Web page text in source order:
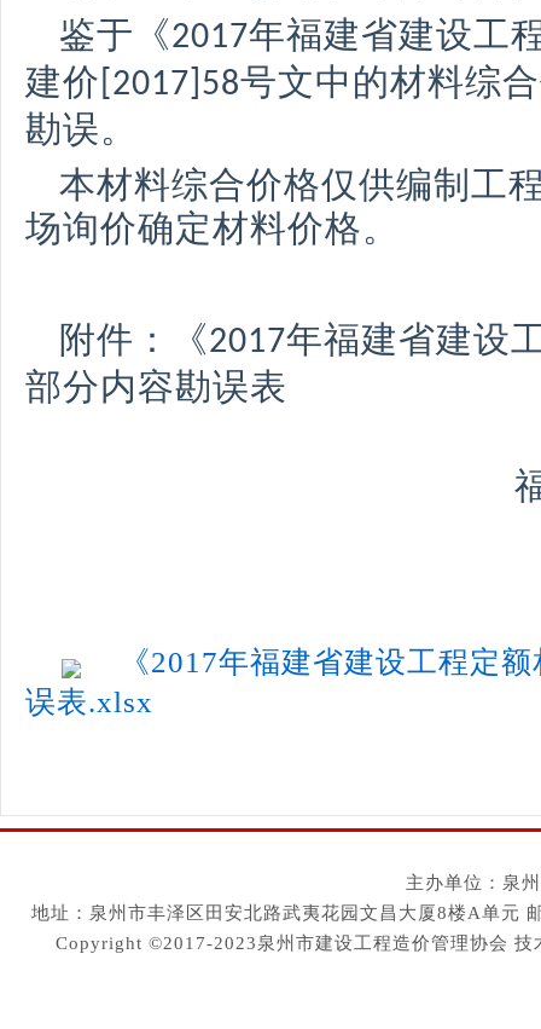
鉴于《2017年福建省建设工
建价 [2017]58号文中的材料综
勘误。
本材料综合价格仅供编制工
场询价确定材料价格。
附件：《2017年福建省建设
部分内容勘误表
《2017年福建省建设工程定
误表.xlsx
主办单位：泉
地址：泉州市丰泽区田安北路武夷花园文昌大厦8楼A单元
Copyright ©2017-2023泉州市建设工程造价管理协会 技